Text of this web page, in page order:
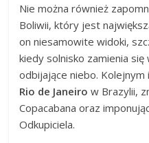
Nie można również
Boliwii, który jest
on niesamowite widoki,
kiedy solnisko zamienia
odbijające niebo.
Rio de Janeiro w Brazylii,
Copacabana oraz
Odkupiciela.